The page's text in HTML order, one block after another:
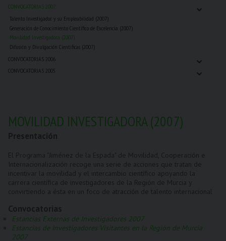
CONVOCATORIAS 2007 ⌄
Talento Investigador y su Empleabilidad (2007)
Generación de Conocimiento Científico de Excelencia (2007)
Movilidad Investigadora (2007)
Difusión y Divulgación Cientificas (2007)
CONVOCATORIAS 2006
⌄
CONVOCATORIAS 2005 ⌄
MOVILIDAD INVESTIGADORA (2007)
Estancias Externas de Investigadores 2007
Estancias de Investigadores Visitantes en la Región de Murcia
2007